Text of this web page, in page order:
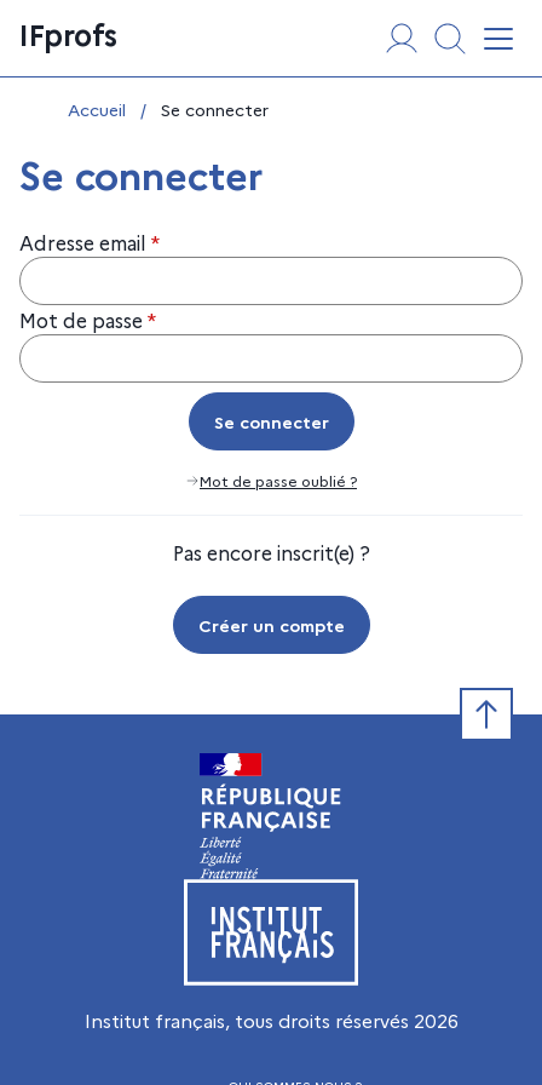
au
contenu
IFprofs
Vous êtes ici :
Accueil / Se connecter
Se connecter
Adresse email *
Mot de passe *
Se connecter
Se connecter
Mot de passe oublié ?
Pas encore inscrit(e) ?
Créer un compte
Visiter le site de l’Institut français
Institut français, tous droits réservés 2026